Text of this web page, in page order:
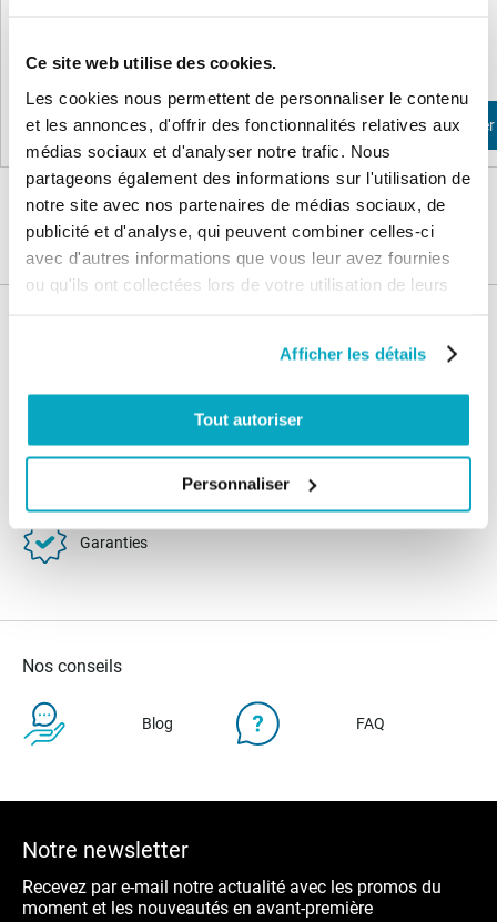
Ce site web utilise des cookies.
Les cookies nous permettent de personnaliser le contenu
et les annonces, d'offrir des fonctionnalités relatives aux
médias sociaux et d'analyser notre trafic. Nous
partageons également des informations sur l'utilisation de
notre site avec nos partenaires de médias sociaux, de
publicité et d'analyse, qui peuvent combiner celles-ci
avec d'autres informations que vous leur avez fournies
ou qu'ils ont collectées lors de votre utilisation de leurs
Afficher les détails
Tout autoriser
Personnaliser
Ajouter au panier Ajouter au panier
100% sécurisé
3x sans frais
Livraison
SAV & Retours
Garanties
Nos conseils
Blog FAQ
Notre newsletter
Recevez par e-mail notre actualité avec les promos du
moment et les nouveautés en avant-première